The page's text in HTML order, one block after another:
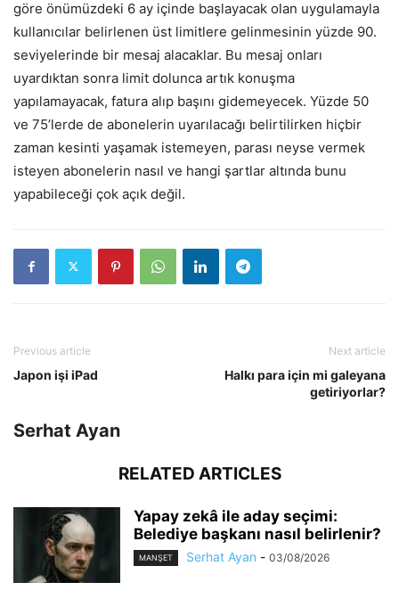
göre önümüzdeki 6 ay içinde başlayacak olan uygulamayla
kullanıcılar belirlenen üst limitlere gelinmesinin yüzde 90.
seviyelerinde bir mesaj alacaklar. Bu mesaj onları
uyardıktan sonra limit dolunca artık konuşma
yapılamayacak, fatura alıp başını gidemeyecek. Yüzde 50
ve 75’lerde de abonelerin uyarılacağı belirtilirken hiçbir
zaman kesinti yaşamak istemeyen, parası neyse vermek
isteyen abonelerin nasıl ve hangi şartlar altında bunu
yapabileceği çok açık değil.
Previous article
Japon işi iPad
Next article
Halkı para için mi galeyana
getiriyorlar?
Serhat Ayan
RELATED ARTICLES
Yapay zekâ ile aday seçimi:
Belediye başkanı nasıl belirlenir?
MANŞET Serhat Ayan - 03/08/2026